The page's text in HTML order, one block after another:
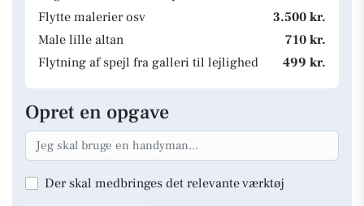
Flytte malerier osv
3.500 kr.
Male lille altan
710 kr.
Flytning af spejl fra galleri til lejlighed
499 kr.
Opret en opgave
Der skal medbringes det relevante værktøj